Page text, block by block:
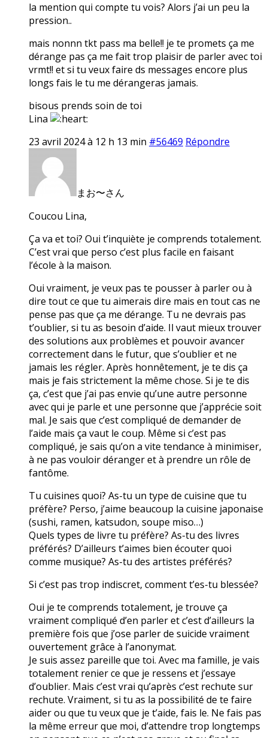
la mention qui compte tu vois? Alors j’ai un peu la
pression..
mais nonnn tkt pass ma belle!! je te promets ça me
dérange pas ça me fait trop plaisir de parler avec toi
vrmt!! et si tu veux faire ds messages encore plus
longs fais le tu me dérangeras jamais.
bisous prends soin de toi
Lina
23 avril 2024 à 12 h 13 min #56469 Répondre
まお〜さん
Coucou Lina,
Ça va et toi? Oui t’inquiète je comprends totalement.
C’est vrai que perso c’est plus facile en faisant
l’école à la maison.
Oui vraiment, je veux pas te pousser à parler ou à
dire tout ce que tu aimerais dire mais en tout cas ne
pense pas que ça me dérange. Tu ne devrais pas
t’oublier, si tu as besoin d’aide. Il vaut mieux trouver
des solutions aux problèmes et pouvoir avancer
correctement dans le futur, que s’oublier et ne
jamais les régler. Après honnêtement, je te dis ça
mais je fais strictement la même chose. Si je te dis
ça, c’est que j’ai pas envie qu’une autre personne
avec qui je parle et une personne que j’apprécie soit
mal. Je sais que c’est compliqué de demander de
l’aide mais ça vaut le coup. Même si c’est pas
compliqué, je sais qu’on a vite tendance à minimiser,
à ne pas vouloir déranger et à prendre un rôle de
fantôme.
Tu cuisines quoi? As-tu un type de cuisine que tu
préfère? Perso, j’aime beaucoup la cuisine japonaise
(sushi, ramen, katsudon, soupe miso…)
Quels types de livre tu préfère? As-tu des livres
préférés? D’ailleurs t’aimes bien écouter quoi
comme musique? As-tu des artistes préférés?
Si c’est pas trop indiscret, comment t’es-tu blessée?
Oui je te comprends totalement, je trouve ça
vraiment compliqué d’en parler et c’est d’ailleurs la
première fois que j’ose parler de suicide vraiment
ouvertement grâce à l’anonymat.
Je suis assez pareille que toi. Avec ma famille, je vais
totalement renier ce que je ressens et j’essaye
d’oublier. Mais c’est vrai qu’après c’est rechute sur
rechute. Vraiment, si tu as la possibilité de te faire
aider ou que tu veux que je t’aide, fais le. Ne fais pas
la même erreur que moi, d’attendre trop longtemps